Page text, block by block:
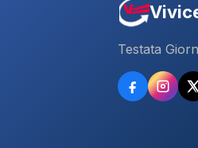
Testata